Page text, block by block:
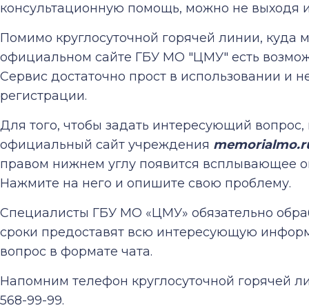
консультационную помощь, можно не выходя
Помимо круглосуточной горячей линии, куда
официальном сайте ГБУ МО "ЦМУ" есть
Сервис достаточно прост в использовании и
регистрации.
Для того, чтобы задать интересующий
официальный сайт учреждения
правом нижнем углу появится всплывающее
Нажмите на него и опишите свою проблему.
Специалисты ГБУ МО «ЦМУ» обязательно
сроки предоставят всю интересующую
вопрос в формате чата.
Напомним телефон круглосуточной горячей
568-99-99.